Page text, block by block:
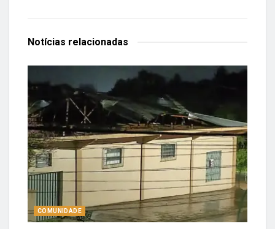
Notícias relacionadas
COMUNIDADE